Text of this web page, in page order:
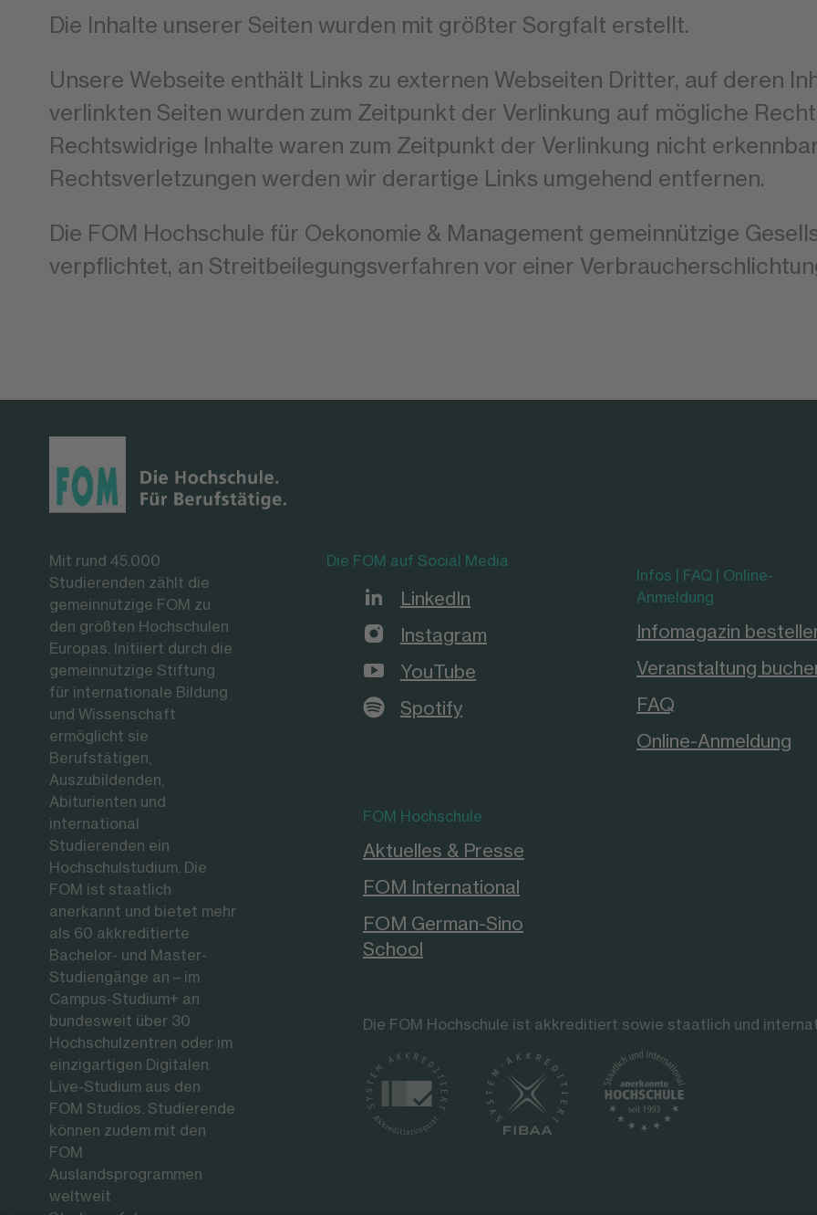
Die Inhalte unserer Seiten wurden mit größter Sorgfalt erstellt.
Unsere Webseite enthält Links zu externen Webseiten Dritter, auf deren
verlinkten Seiten wurden zum Zeitpunkt der Verlinkung auf mögliche
Rechtswidrige Inhalte waren zum Zeitpunkt der Verlinkung nicht
Rechtsverletzungen werden wir derartige Links umgehend entfernen.
Die FOM Hochschule für Oekonomie & Management gemeinnützige
verpflichtet, an Streitbeilegungsverfahren vor einer
Mit rund 45.000
Studierenden zählt die
gemeinnützige FOM zu
den größten Hochschulen
Europas. Initiiert durch die
gemeinnützige Stiftung
für internationale Bildung
und Wissenschaft
ermöglicht sie
Berufstätigen,
Auszubildenden,
Abiturienten und
international
Studierenden ein
Hochschulstudium. Die
FOM ist staatlich
anerkannt und bietet mehr
als 60 akkreditierte
Bachelor- und Master-
Studiengänge an – im
Campus-Studium+ an
bundesweit über 30
Hochschulzentren oder im
einzigartigen Digitalen
Live-Studium aus den
FOM Studios. Studierende
können zudem mit den
FOM
Auslandsprogrammen
weltweit
Die FOM auf Social Media
LinkedIn
Instagram
YouTube
Spotify
Infos | FAQ | Online-
Anmeldung
Infomagazin
Veranstaltung
FAQ
Online-Anmeldung
FOM Hochschule
Aktuelles & Presse
FOM International
FOM German-Sino
School
Die FOM Hochschule ist akkreditiert sowie staatlich und